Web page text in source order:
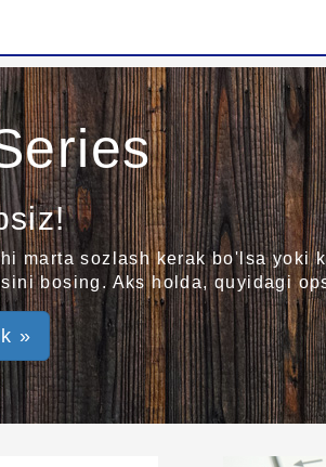
marta sozlash kerak bo'lsa yoki
bosing. Aks holda, quyidagi
»